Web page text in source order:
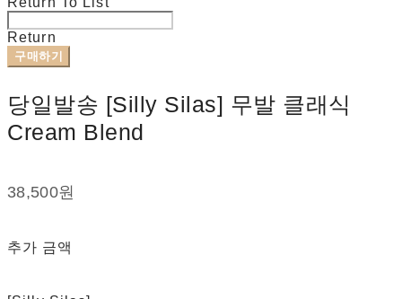
Return
구매하기
당일발송 [Silly Silas] 무발 클래식
Cream Blend
38,500원
추가 금액